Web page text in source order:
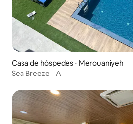
Casa de hóspedes ⋅ Merouaniyeh
Sea Breeze - A